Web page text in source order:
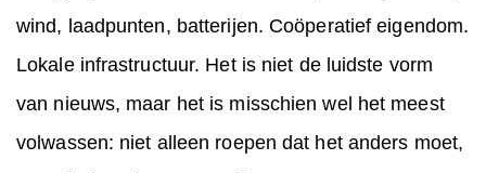
wind, laadpunten, batterijen. Coöperatief eigendom.
Lokale infrastructuur. Het is niet de luidste vorm
van nieuws, maar het is misschien wel het meest
volwassen: niet alleen roepen dat het anders moet,